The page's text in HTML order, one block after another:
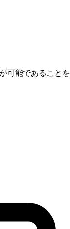
可能であることを